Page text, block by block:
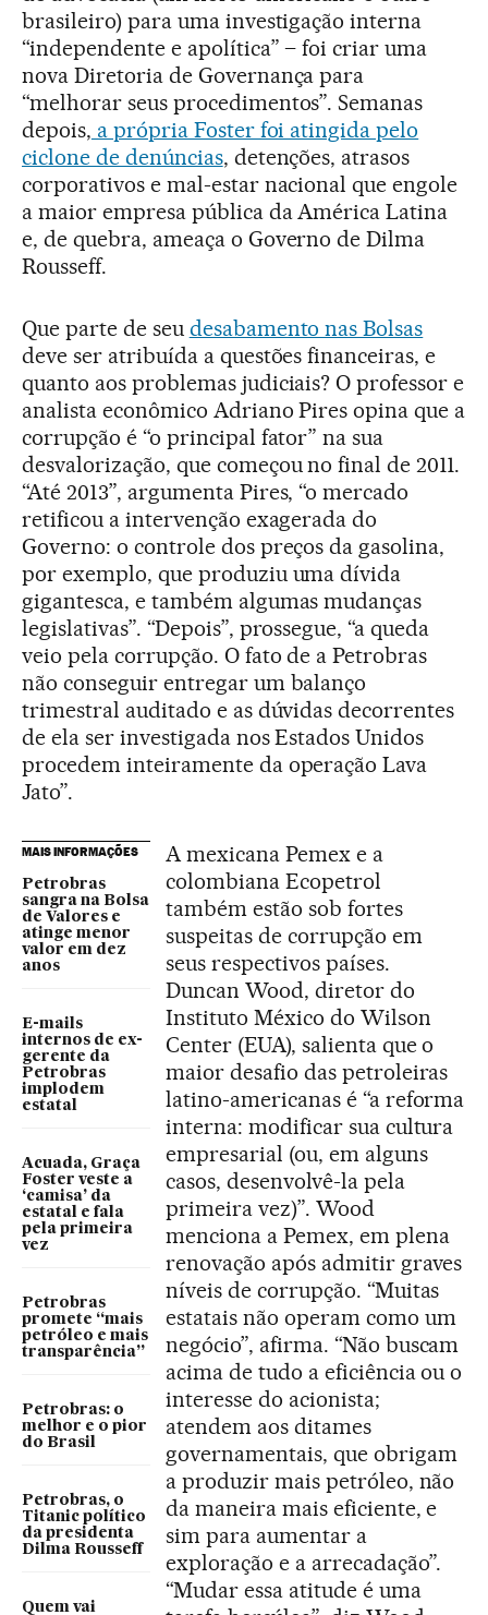
brasileiro) para uma investigação interna
“independente e apolítica” – foi criar uma
nova Diretoria de Governança para
“melhorar seus procedimentos”. Semanas
depois, a própria Foster foi atingida pelo
ciclone de denúncias, detenções, atrasos
corporativos e mal-estar nacional que engole
a maior empresa pública da América Latina
e, de quebra, ameaça o Governo de Dilma
Rousseff.
Que parte de seu desabamento nas Bolsas
deve ser atribuída a questões financeiras, e
quanto aos problemas judiciais? O professor e
analista econômico Adriano Pires opina que a
corrupção é “o principal fator” na sua
desvalorização, que começou no final de 2011.
“Até 2013”, argumenta Pires, “o mercado
retificou a intervenção exagerada do
Governo: o controle dos preços da gasolina,
por exemplo, que produziu uma dívida
gigantesca, e também algumas mudanças
legislativas”. “Depois”, prossegue, “a queda
veio pela corrupção. O fato de a Petrobras
não conseguir entregar um balanço
trimestral auditado e as dúvidas decorrentes
de ela ser investigada nos Estados Unidos
procedem inteiramente da operação Lava
Jato”.
MAIS INFORMAÇÕES
Petrobras
sangra na Bolsa
de Valores e
atinge menor
valor em dez
anos
E-mails
internos de ex-
gerente da
Petrobras
implodem
estatal
Acuada, Graça
Foster veste a
‘camisa’ da
estatal e fala
pela primeira
vez
Petrobras
promete “mais
petróleo e mais
transparência”
Petrobras: o
melhor e o pior
do Brasil
Petrobras, o
Titanic político
da presidenta
Dilma Rousseff
Quem vai
A mexicana Pemex e a
colombiana Ecopetrol
também estão sob fortes
suspeitas de corrupção em
seus respectivos países.
Duncan Wood, diretor do
Instituto México do Wilson
Center (EUA), salienta que o
maior desafio das petroleiras
latino-americanas é “a reforma
interna: modificar sua cultura
empresarial (ou, em alguns
casos, desenvolvê-la pela
primeira vez)”. Wood
menciona a Pemex, em plena
renovação após admitir graves
níveis de corrupção. “Muitas
estatais não operam como um
negócio”, afirma. “Não buscam
acima de tudo a eficiência ou o
interesse do acionista;
atendem aos ditames
governamentais, que obrigam
a produzir mais petróleo, não
da maneira mais eficiente, e
sim para aumentar a
exploração e a arrecadação”.
“Mudar essa atitude é uma